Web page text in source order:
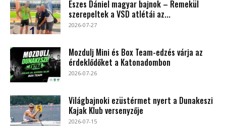
Eszes Dániel magyar bajnok – Remekül
szerepeltek a VSD atlétái az...
2026-07-27
Mozdulj Mini és Box Team-edzés várja az
érdeklődőket a Katonadombon
2026-07-26
Világbajnoki ezüstérmet nyert a Dunakeszi
Kajak Klub versenyzője
2026-07-15